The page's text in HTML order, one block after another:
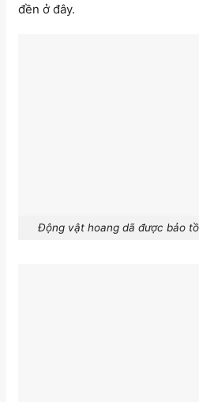
đền ở đây.
Động vật hoang dã được bảo